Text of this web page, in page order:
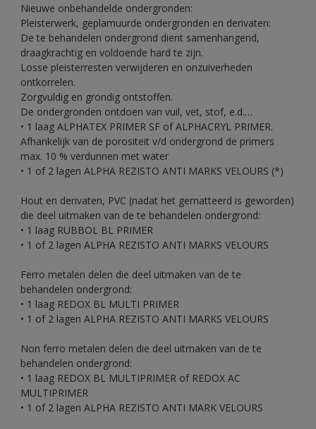
Nieuwe onbehandelde ondergronden:
Pleisterwerk, geplamuurde ondergronden en derivaten:
De te behandelen ondergrond dient samenhangend,
draagkrachtig en voldoende hard te zijn.
Losse pleisterresten verwijderen en onzuiverheden
ontkorrelen.
Zorgvuldig en grondig ontstoffen.
De ondergronden ontdoen van vuil, vet, stof, e.d.…
• 1 laag ALPHATEX PRIMER SF of ALPHACRYL PRIMER.
Afhankelijk van de porositeit v/d ondergrond de primers
max. 10 % verdunnen met water
• 1 of 2 lagen ALPHA REZISTO ANTI MARKS VELOURS (*)
Hout en derivaten, PVC (nadat het gematteerd is geworden)
die deel uitmaken van de te behandelen ondergrond:
• 1 laag RUBBOL BL PRIMER
• 1 of 2 lagen ALPHA REZISTO ANTI MARKS VELOURS
Ferro metalen delen die deel uitmaken van de te
behandelen ondergrond:
• 1 laag REDOX BL MULTI PRIMER
• 1 of 2 lagen ALPHA REZISTO ANTI MARKS VELOURS
Non ferro metalen delen die deel uitmaken van de te
behandelen ondergrond:
• 1 laag REDOX BL MULTIPRIMER of REDOX AC
MULTIPRIMER
• 1 of 2 lagen ALPHA REZISTO ANTI MARK VELOURS